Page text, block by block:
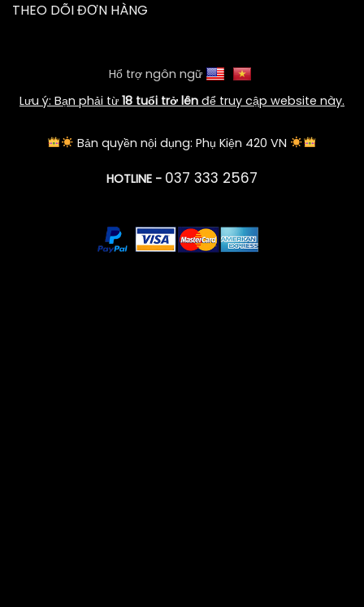
THEO DÕI ĐƠN HÀNG
Hổ trợ ngôn ngữ
Lưu ý: Bạn phải từ 18 tuổi trở lên để truy cập website này.
Bản quyền nội dụng: Phụ Kiện 420 VN
HOTLINE - 037 333 2567